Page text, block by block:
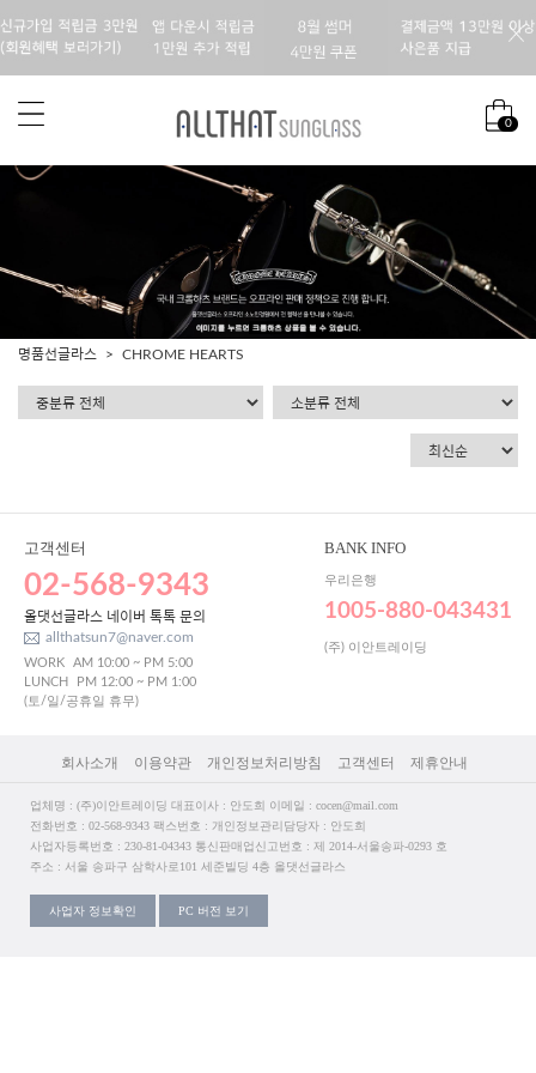
0
명품선글라스 CHROME HEARTS
고객센터
02-568-9343
올댓선글라스 네이버 톡톡 문의
allthatsun7@naver.com
WORK
AM 10:00 ~ PM 5:00
LUNCH
PM 12:00 ~ PM 1:00
(토/일/공휴일 휴무)
BANK INFO
우리은행
1005-880-043431
(주) 이안트레이딩
회사소개 이용약관 개인정보처리방침 고객센터 제휴안내
업체명 : (주)이안트레이딩 대표이사 : 안도희 이메일 : cocen@mail.com
전화번호 : 02-568-9343 팩스번호 : 개인정보관리담당자 : 안도희
사업자등록번호 : 230-81-04343 통신판매업신고번호 : 제 2014-서울송파-0293 호
주소 : 서울 송파구 삼학사로101 세준빌딩 4층 올댓선글라스
사업자 정보확인 PC 버전 보기